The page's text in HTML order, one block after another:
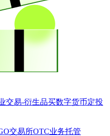
交易-衍生品买数字货币定投
交易所OTC业务托管